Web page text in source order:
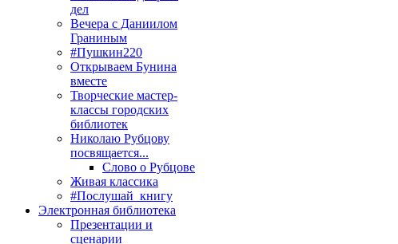
дел
Вечера с Даниилом
Граниным
#Пушкин220
Открываем Бунина
вместе
Творческие мастер-
классы городских
библиотек
Николаю Рубцову
посвящается...
Слово о Рубцове
Живая классика
#Послушай_книгу
Электронная библиотека
Презентации и
сценарии